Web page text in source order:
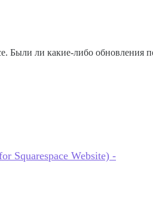
Были ли какие-либо обновления
Squarespace Website) -